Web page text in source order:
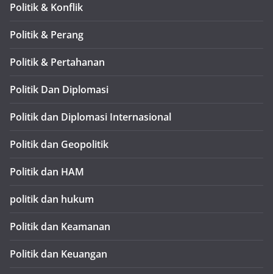
Politik & Konflik
Politik & Perang
Politik & Pertahanan
Politik Dan Diplomasi
Politik dan Diplomasi Internasional
Politik dan Geopolitik
Politik dan HAM
politik dan hukum
Politik dan Keamanan
Politik dan Keuangan